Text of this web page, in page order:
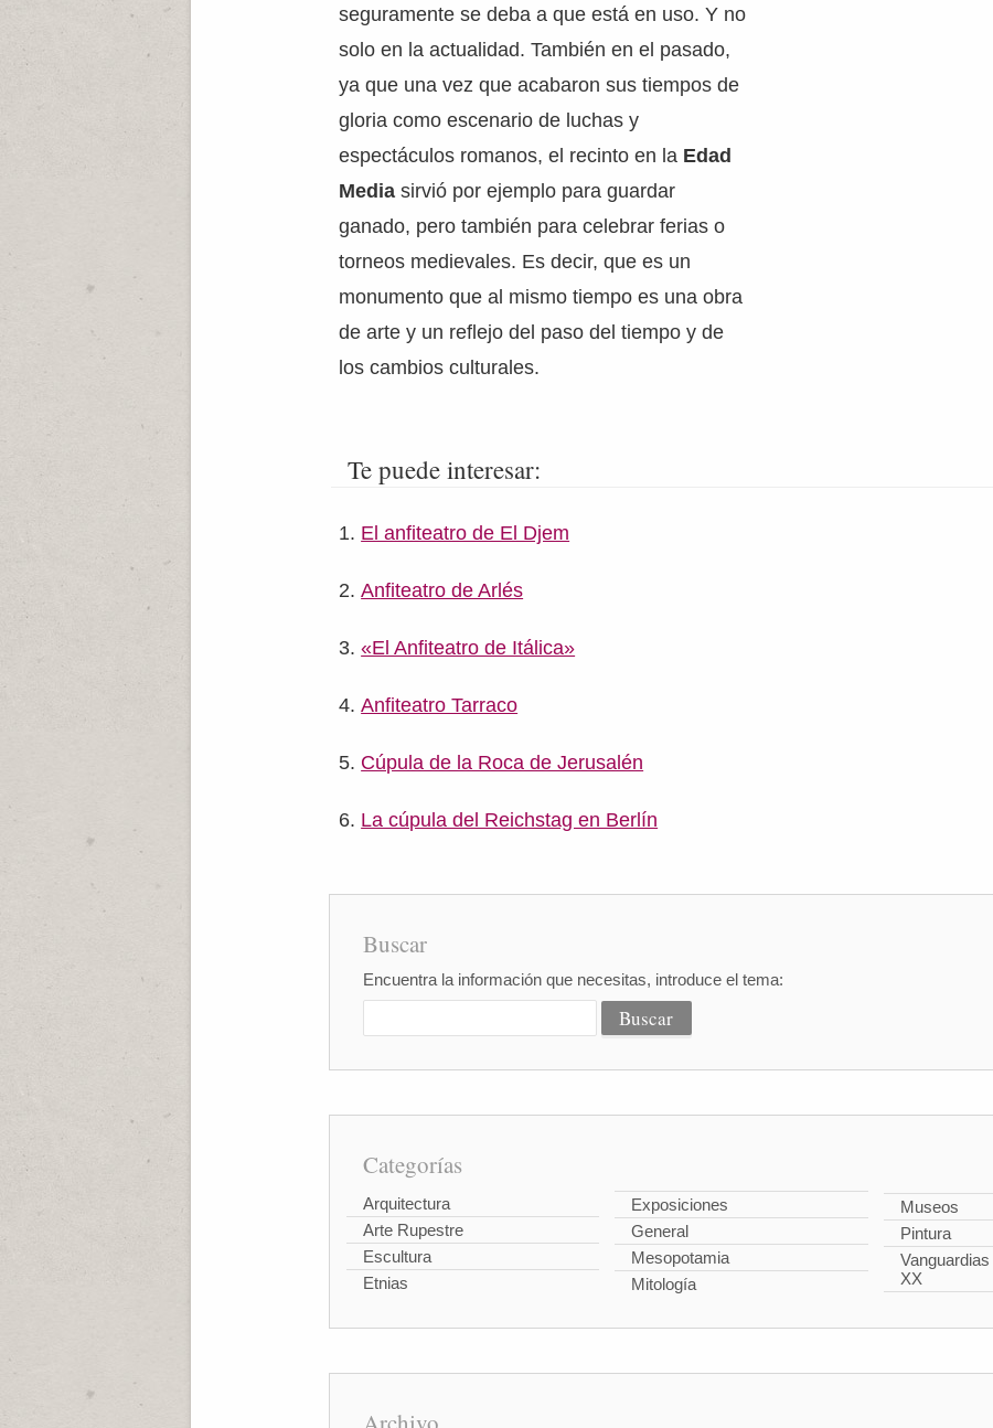
seguramente se deba a que está en uso. Y no
solo en la actualidad. También en el pasado,
ya que una vez que acabaron sus tiempos de
gloria como escenario de luchas y
espectáculos romanos, el recinto en la Edad
Media sirvió por ejemplo para guardar
ganado, pero también para celebrar ferias o
torneos medievales. Es decir, que es un
monumento que al mismo tiempo es una obra
de arte y un reflejo del paso del tiempo y de
los cambios culturales.
Te puede interesar:
El anfiteatro de El Djem
Anfiteatro de Arlés
«El Anfiteatro de Itálica»
Anfiteatro Tarraco
Cúpula de la Roca de Jerusalén
La cúpula del Reichstag en Berlín
Buscar
Encuentra la información que necesitas, introduce el tema:
Categorías
Arquitectura
Arte Rupestre
Escultura
Etnias
Exposiciones
General
Mesopotamia
Mitología
Museos
Pintura
XX